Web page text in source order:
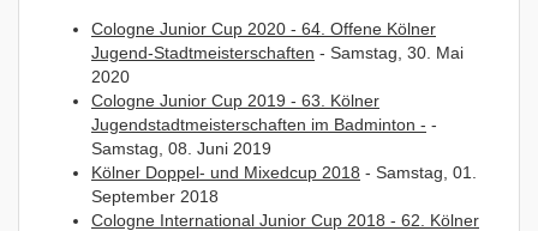
Cologne Junior Cup 2020 - 64. Offene Kölner
Jugend-Stadtmeisterschaften - Samstag, 30. Mai
2020
Cologne Junior Cup 2019 - 63. Kölner
Jugendstadtmeisterschaften im Badminton - -
Samstag, 08. Juni 2019
Kölner Doppel- und Mixedcup 2018 - Samstag, 01.
September 2018
Cologne International Junior Cup 2018 - 62. Kölner